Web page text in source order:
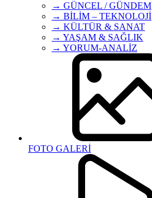
→ GÜNCEL / GÜNDEM
→ BİLİM – TEKNOLOJİ
→ KÜLTÜR & SANAT
→ YAŞAM & SAĞLIK
→ YORUM-ANALİZ
FOTO GALERİ